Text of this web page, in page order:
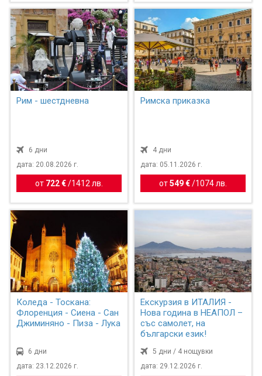
Рим - шестдневна
6 дни
дата: 20.08.2026 г.
от 722 € / 1412 лв.
Римска приказка
4 дни
дата: 05.11.2026 г.
от549 €/ 1074 лв.
Коледа - Тоскана:
Флоренция - Сиена - Сан
Джиминяно - Пиза - Лука
6 дни
дата: 23.12.2026 г.
Екскурзия в ИТАЛИЯ -
Нова година в НЕАПОЛ –
със самолет, на
български език!
5 дни / 4 нощувки
дата: 29.12.2026 г.